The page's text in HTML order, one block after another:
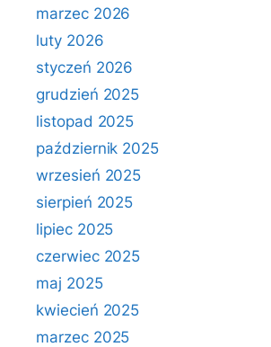
marzec 2026
luty 2026
styczeń 2026
grudzień 2025
listopad 2025
październik 2025
wrzesień 2025
sierpień 2025
lipiec 2025
czerwiec 2025
maj 2025
kwiecień 2025
marzec 2025